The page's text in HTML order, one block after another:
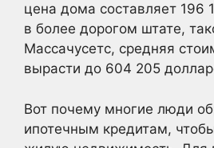
цена дома составляет 196
в более дорогом штате,
Массачусетс, средняя
вырасти до 604 205
Вот почему многие люди
ипотечным кредитам,